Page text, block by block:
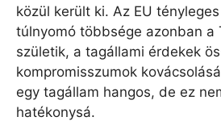
közül került ki. Az EU
túlnyomó többsége azonban a
születik, a tagállami érdekek
kompromisszumok
egy tagállam hangos, de ez
hatékonysá.